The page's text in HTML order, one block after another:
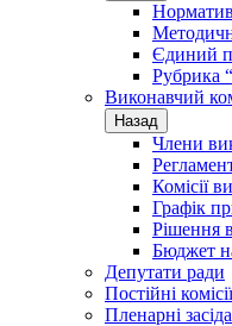
Єдиний
Рубрика
Виконавчий
Назад
Члени
Комісії
Графік
Рішення
Бюджет
Депутати ради
Постійні
Пленарні